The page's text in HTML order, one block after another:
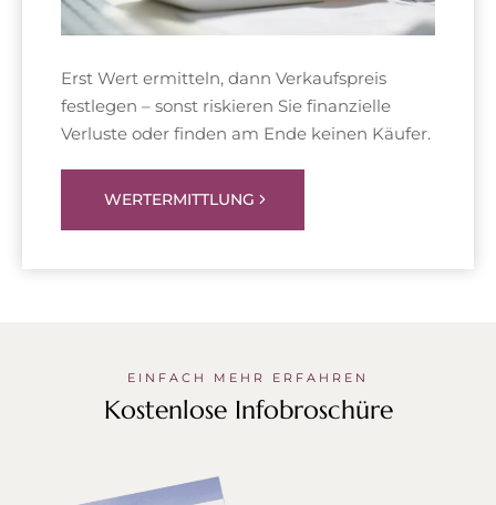
Erst Wert ermitteln, dann Verkaufspreis
festlegen – sonst riskieren Sie finanzielle
Verluste oder finden am Ende keinen Käufer.
WERTERMITTLUNG
EINFACH MEHR ERFAHREN
Kostenlose Infobroschüre